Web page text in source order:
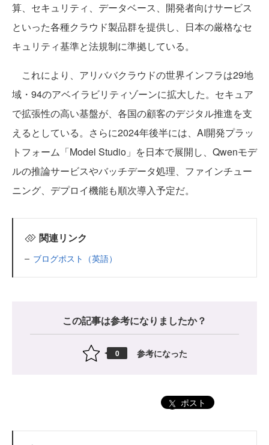
算、セキュリティ、データベース、開発者向けサービス
といった各種クラウド製品群を提供し、日本の厳格なセ
キュリティ基準と法規制に準拠している。
これにより、アリババクラウドの世界インフラは29地
域・94のアベイラビリティゾーンに拡大した。セキュア
で拡張性の高い基盤が、各国の顧客のデジタル推進を支
えるとしている。さらに2024年後半には、AI開発プラッ
トフォーム「Model Studio」を日本で展開し、Qwenモデ
ルの推論サービスやバッチデータ処理、ファインチュー
ニング、デプロイ機能も順次導入予定だ。
関連リンク
ブログポスト（英語）
この記事は参考になりましたか？
0 参考になった
ポスト